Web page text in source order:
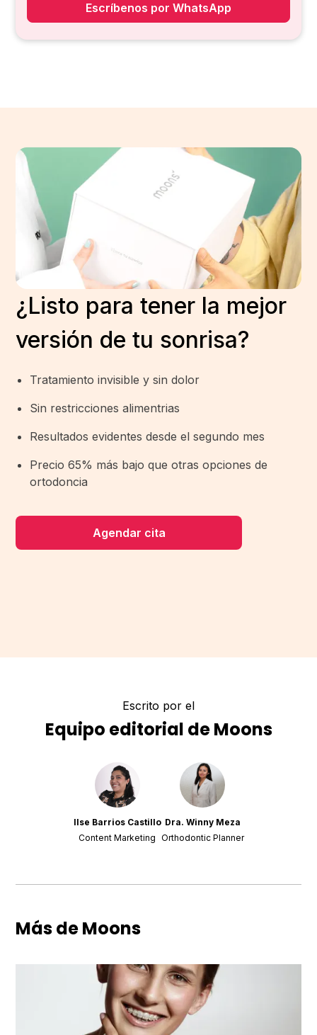
Escríbenos por WhatsApp
¿Listo para tener la mejor
versión de tu sonrisa?
Tratamiento invisible y sin dolor
Sin restricciones alimentrias
Resultados evidentes desde el segundo mes
Precio 65% más bajo que otras opciones de
ortodoncia
Agendar cita
Escrito por el
Equipo editorial de Moons
Ilse Barrios Castillo
Content Marketing
Dra. Winny Meza
Orthodontic Planner
Más de Moons